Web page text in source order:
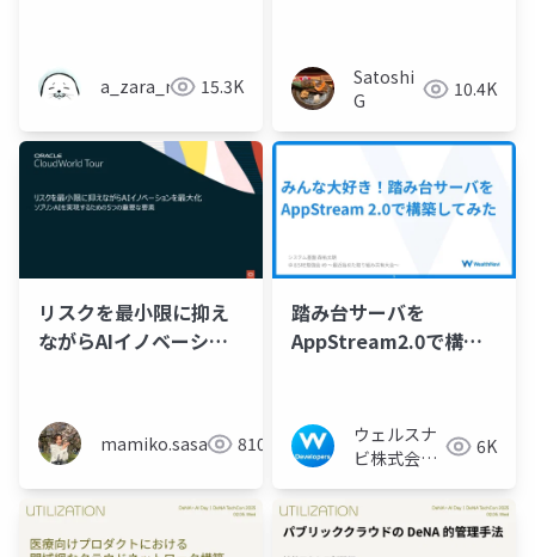
キュリティ(入門) - 魔女
のお茶会 #7 おふらい
ん! (2025冬)
a_zara_n 15.3K
Satoshi
G
10.4K
リスクを最小限に抑え
ながらAIイノベーショ
の重要な要素
mamiko.sasakawa810
踏み台サーバを
AppStream2.0で構築
ウェルスナ
ビ株式会社
ーム
6K